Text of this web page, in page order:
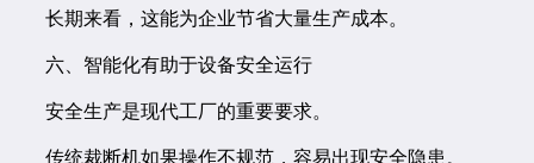
长期来看，这能为企业节省大量生产成本。
六、智能化有助于设备安全运行
安全生产是现代工厂的重要要求。
传统裁断机如果操作不规范，容易出现安全隐患。